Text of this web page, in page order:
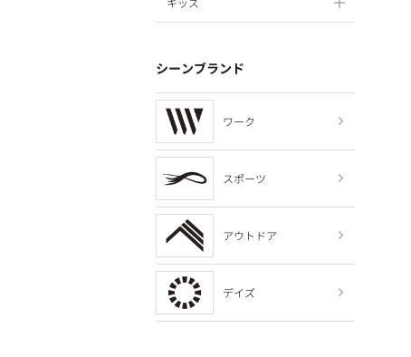
シーンブランド
ワーク
スポーツ
アウトドア
デイズ